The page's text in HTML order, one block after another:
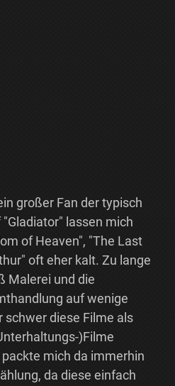
großer Fan der typisch
lassen mich
of Heaven", "The Last
oft eher kalt. Zu lange
Malerei und die
auf wenige
schwer diese Filme als
)Filme
mich da immerhin
da diese einfach